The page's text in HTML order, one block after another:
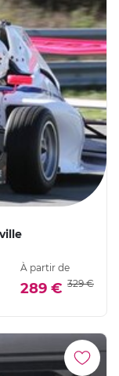
À partir de
289 € 329 €